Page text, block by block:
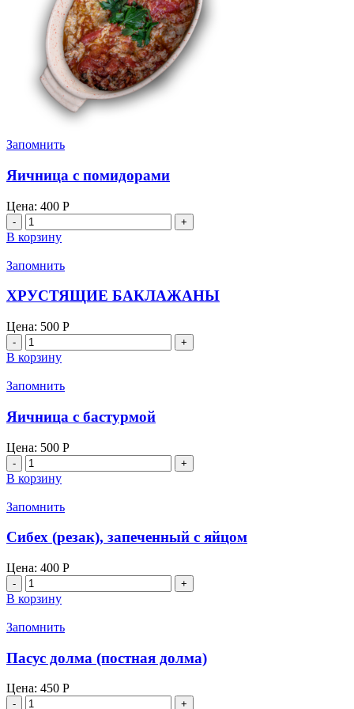
Запомнить
Яичница с помидорами
Цена: 400 Р
Количество
товара
Яичница
с
В корзину
Запомнить
ХРУСТЯЩИЕ БАКЛАЖАНЫ
Цена: 500 Р
Количество
товара
ХРУСТЯЩИЕ
БАКЛАЖАНЫ
В корзину
Запомнить
Яичница с бастурмой
Цена: 500 Р
Количество
товара
Яичница
с
В корзину
Запомнить
Сибех (резак), запеченный с яйцом
Цена: 400 Р
Количество
товара
Сибех
(резак),
яйцом
В корзину
Запомнить
Пасус долма (постная долма)
Цена: 450 Р
Количество